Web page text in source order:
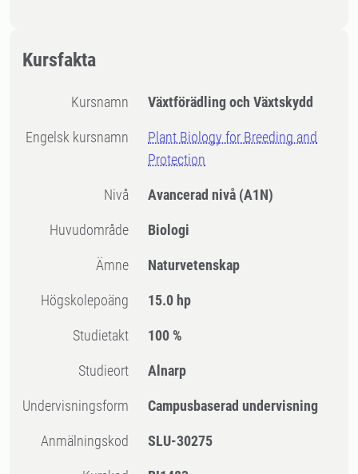
Kursfakta
Kursnamn Växtförädling och Växtskydd
Engelsk kursnamn
Plant Biology for Breeding and
Protection
Nivå Avancerad nivå (A1N)
Huvudområde Biologi
Ämne Naturvetenskap
högskolepoäng 15.0 hp
Studietakt 100 %
Studieort Alnarp
Undervisningsform Campusbaserad undervisning
Anmälningskod SLU-30275